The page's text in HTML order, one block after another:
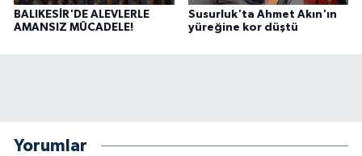
BALIKESİR'DE ALEVLERLE
AMANSIZ MÜCADELE!
Susurluk'ta Ahmet Akın'ın
yüreğine kor düştü
Yorumlar